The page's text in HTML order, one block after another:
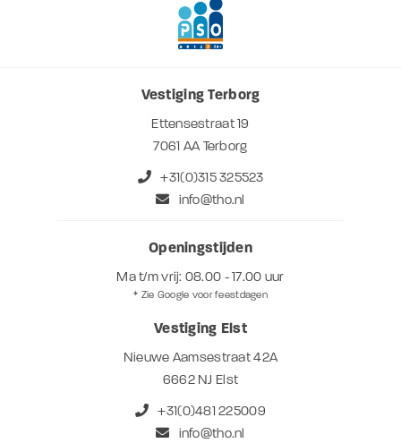
gegevens combineren met andere informatie die u aan ze
heeft verstrekt of die ze hebben verzameld op basis van
cookies als u onze website blijft gebruiken.
Vestiging Terborg
Ettensestraat 19
7061 AA Terborg
+31(0)315 325523
info@tho.nl
Openingstijden
Ma t/m vrij: 08.00 - 17.00 uur
* Zie Google voor feestdagen
Vestiging Elst
Nieuwe Aamsestraat 42A
6662 NJ Elst
+31(0)481 225009
info@tho.nl